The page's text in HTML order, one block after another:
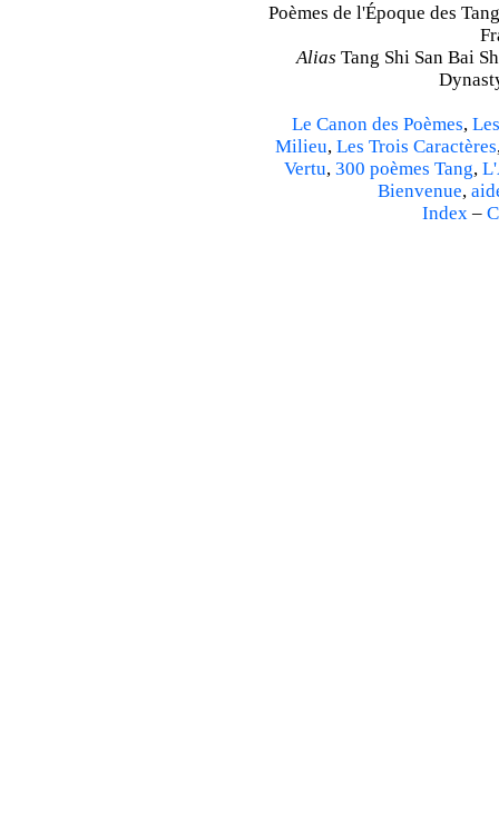
Poèmes de l'Époque des
Alias Tang Shi San Bai
Le Canon des Poèmes,
Milieu, Les Trois Caractères
Vertu, 300 poèmes Tang,
Bienvenue,
Index–